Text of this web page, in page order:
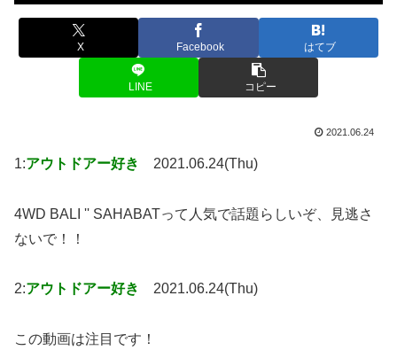
X Facebook はてブ
LINE コピー
2021.06.24
1:アウトドアー好き 2021.06.24(Thu)
4WD BALI '' SAHABATって人気で話題らしいぞ、見逃さ
ないで！！
2:アウトドアー好き 2021.06.24(Thu)
この動画は注目です！